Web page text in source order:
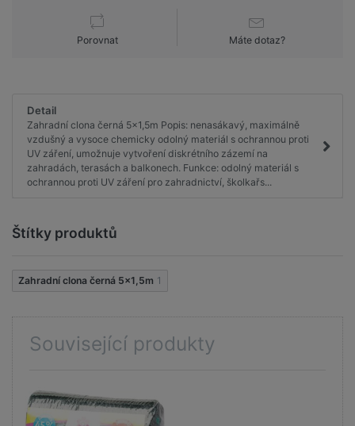
Porovnat Máte dotaz?
Detail
Zahradní clona černá 5x1,5m Popis: nenasákavý, maximálně
vzdušný a vysoce chemicky odolný materiál s ochrannou proti
UV záření, umožnuje vytvoření diskrétního zázemí na
zahradách, terasách a balkonech. Funkce: odolný materiál s
ochrannou proti UV záření pro zahradnictví, školkařs...
Štítky produktů
Zahradní clona černá 5x1,5m 1
Související produkty